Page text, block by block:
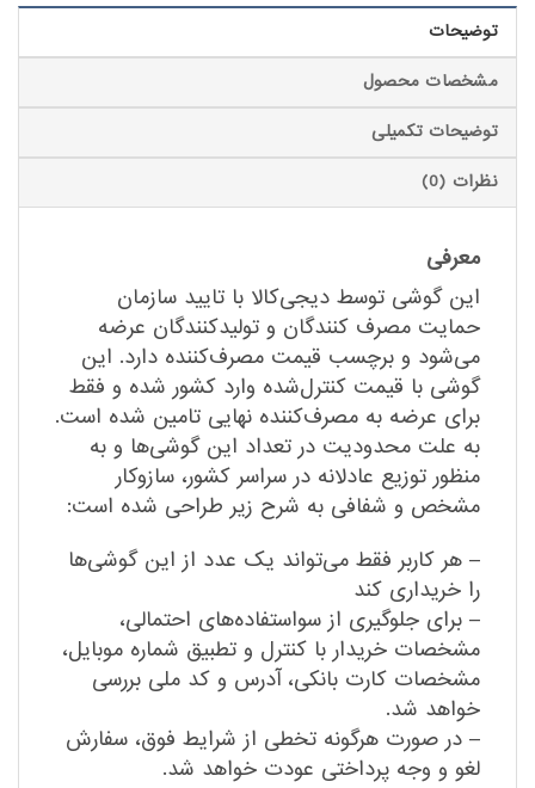
توضیحات
مشخصات محصول
توضیحات تکمیلی
نظرات (0)
معرفی
این گوشی توسط دیجی‌کالا با تایید سازمان
حمایت مصرف کنندگان و تولیدکنندگان عرضه
می‌شود و برچسب قیمت مصرف‌کننده دارد. این
گوشی‌ با قیمت کنترل‌شده وارد کشور شده و فقط
برای عرضه به مصرف‌کننده نهایی تامین شده‌ است.
به علت محدودیت در تعداد این گوشی‌ها و به
منظور توزیع عادلانه در سراسر کشور، سازوکار
مشخص و شفافی به شرح زیر طراحی شده است:
– هر کاربر فقط می‌تواند یک عدد از این گوشی‌ها
را خریداری کند
– برای جلوگیری از سواستفاده‌های احتمالی،
مشخصات خریدار با کنترل و تطبیق شماره موبایل،
مشخصات کارت بانکی، آدرس و کد ملی بررسی
خواهد شد.
– در صورت هرگونه تخطی از شرایط فوق، سفارش
لغو و وجه پرداختی عودت خواهد شد.